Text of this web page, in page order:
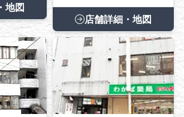
地図
店舗詳細・地図